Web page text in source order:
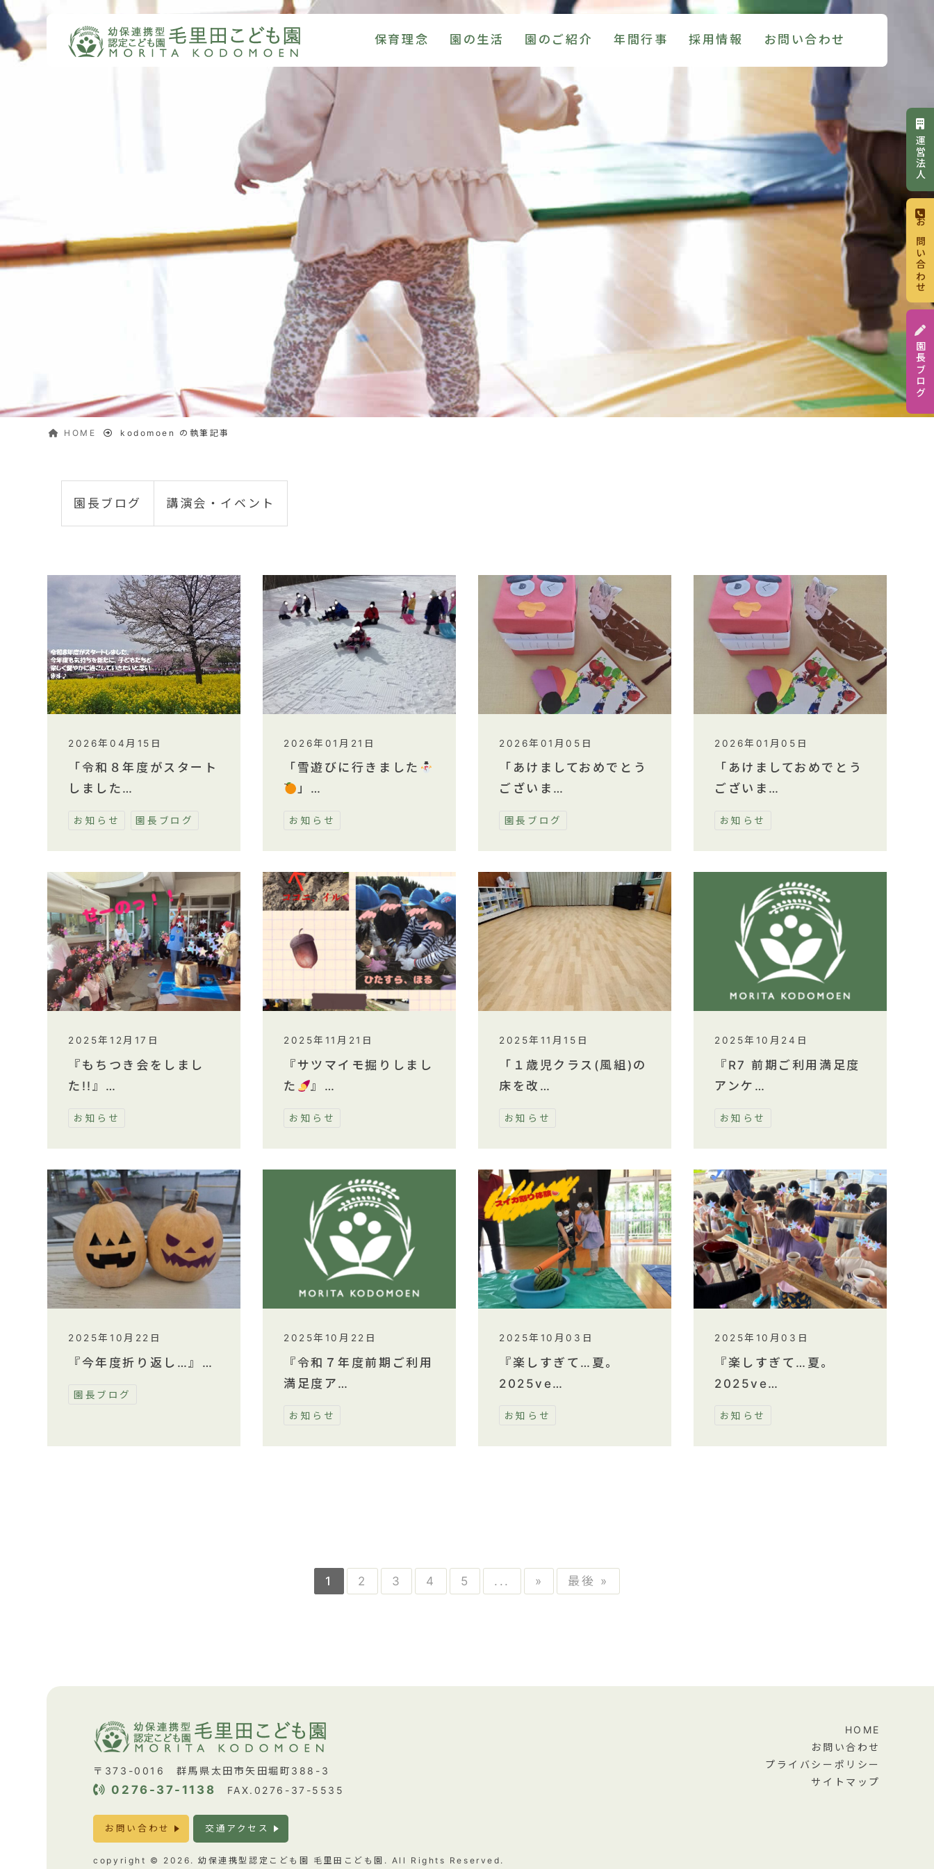
保育理念 園の生活 園のご紹介 年間行事 採用情報 お問い合わせ
HOME kodomoen の執筆記事
園長ブログ 講演会・イベント
2026年04月15日
「令和８年度がスタート
しました…
お知らせ 園長ブログ
2026年01月21日
「雪遊びに行きました
」…
お知らせ
2026年01月05日
「あけましておめでとう
ございま…
園長ブログ
2026年01月05日
「あけましておめでとう
ございま…
お知らせ
2025年12月17日
『もちつき会をしまし
た!!』…
お知らせ
2025年11月21日
『サツマイモ掘りしまし
た
』…
お知らせ
2025年11月15日
「１歳児クラス(風組)の
床を改…
お知らせ
2025年10月24日
『R7 前期ご利用満足度
アンケ…
お知らせ
2025年10月22日
『今年度折り返し…』…
園長ブログ
2025年10月22日
『令和７年度前期ご利用
満足度ア…
お知らせ
2025年10月03日
『楽しすぎて…夏。
2025ve…
お知らせ
2025年10月03日
『楽しすぎて…夏。
2025ve…
お知らせ
1 2 3 4 5 ... » 最後 »
運営法人
お問い合わせ
園長ブログ
〒373-0016 群馬県太田市矢田堀町388-3
0276-37-1138 FAX.0276-37-5535
お問い合わせ 交通アクセス
HOME
お問い合わせ
プライバシーポリシー
サイトマップ
copyright © 2026. 幼保連携型認定こども園 毛里田こども園. All Rights Reserved.